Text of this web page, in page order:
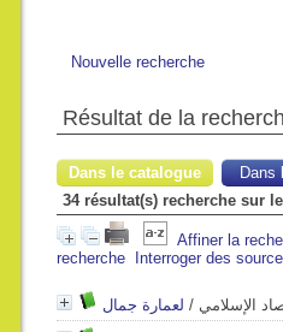
Nouvelle recherche
Résultat de la
Dans le catalogue Dans
Affiner la
recherche
Interroger des
الإسلامي / لعمارة جمال